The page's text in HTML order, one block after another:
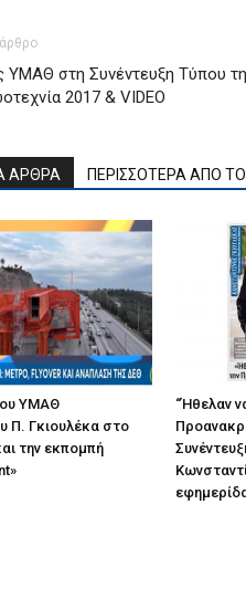
ΥΜΑΘ στη Συνέντευξη Τύπου
2017 & VIDEO
ΑΡΘΡΑ ΠΕΡΙΣΣΟΤΕΡΑ ΑΠΟ
ΥΜΑΘ
Π. Γκιουλέκα στο
την εκπομπή
“Ήθελαν